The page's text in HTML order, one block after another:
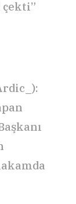
çekti”